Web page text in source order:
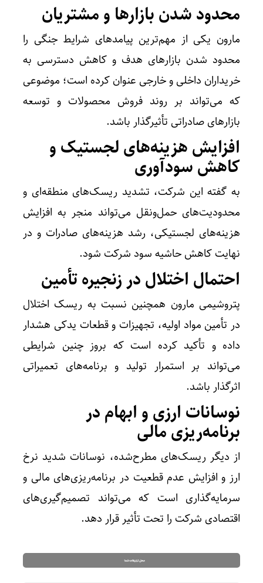
محدود شدن بازارها و مشتریان
مارون یکی از مهم‌ترین پیامدهای شرایط جنگی را
محدود شدن بازارهای هدف و کاهش دسترسی به
خریداران داخلی و خارجی عنوان کرده است؛ موضوعی
که می‌تواند بر روند فروش محصولات و توسعه
بازارهای صادراتی تأثیرگذار باشد.
افزایش هزینه‌های لجستیک و
کاهش سودآوری
به گفته این شرکت، تشدید ریسک‌های منطقه‌ای و
محدودیت‌های حمل‌ونقل می‌تواند منجر به افزایش
هزینه‌های لجستیکی، رشد هزینه‌های صادرات و در
نهایت کاهش حاشیه سود شرکت شود.
احتمال اختلال در زنجیره تأمین
پتروشیمی مارون همچنین نسبت به ریسک اختلال
در تأمین مواد اولیه، تجهیزات و قطعات یدکی هشدار
داده و تأکید کرده است که بروز چنین شرایطی
می‌تواند بر استمرار تولید و برنامه‌های تعمیراتی
اثرگذار باشد.
نوسانات ارزی و ابهام در
برنامه‌ریزی مالی
از دیگر ریسک‌های مطرح‌شده، نوسانات شدید نرخ
ارز و افزایش عدم قطعیت در برنامه‌ریزی‌های مالی و
سرمایه‌گذاری است که می‌تواند تصمیم‌گیری‌های
اقتصادی شرکت را تحت تأثیر قرار دهد.